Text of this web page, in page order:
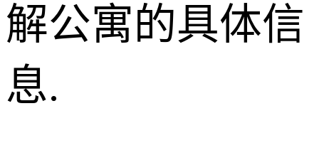
解公寓的具体信
息.